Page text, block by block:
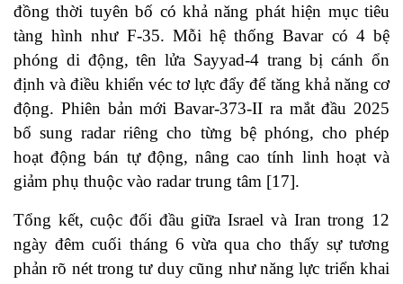
đồng thời tuyên bố có khả năng phát hiện mục tiêu
tàng hình như F‑35. Mỗi hệ thống Bavar có 4 bệ
phóng di động, tên lửa Sayyad‑4 trang bị cánh ổn
định và điều khiển véc tơ lực đẩy để tăng khả năng cơ
động. Phiên bản mới Bavar‑373-II ra mắt đầu 2025
bổ sung radar riêng cho từng bệ phóng, cho phép
hoạt động bán tự động, nâng cao tính linh hoạt và
giảm phụ thuộc vào radar trung tâm [17].
Tổng kết, cuộc đối đầu giữa Israel và Iran trong 12
ngày đêm cuối tháng 6 vừa qua cho thấy sự tương
phản rõ nét trong tư duy cũng như năng lực triển khai